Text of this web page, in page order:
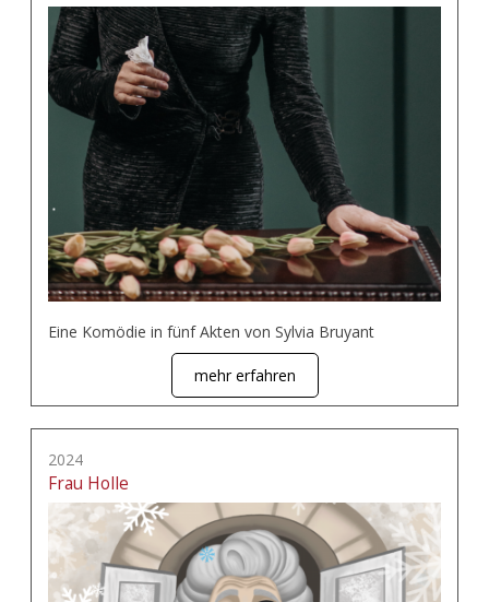
Eine Komödie in fünf Akten von Sylvia Bruyant
mehr erfahren
2024
Frau Holle